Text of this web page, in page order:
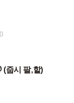
(줍시 팔,핱)